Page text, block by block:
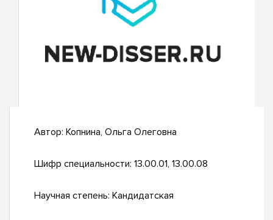
Автор: Копнина, Ольга Олеговна
Шифр специальности: 13.00.01, 13.00.08
Научная степень: Кандидатская